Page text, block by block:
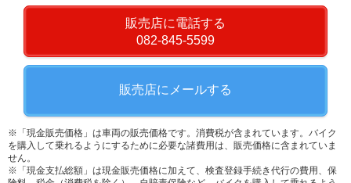
販売店に電話する
082-845-5599
販売店にメールする
※「現金販売価格」は車両の販売価格です。消費税が含まれています。バイク
を購入して乗れるようにするために必要な諸費用は、販売価格に含まれていま
せん。
※「現金支払総額」は現金販売価格に加えて、検査登録手続き代行の費用、保